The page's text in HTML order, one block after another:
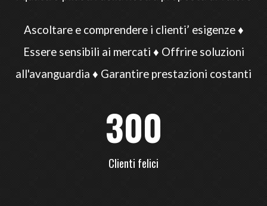
93 − = 86
Ascoltare e comprendere i clienti’ esigenze ♦
Essere sensibili ai mercati ♦ Offrire soluzioni
all'avanguardia ♦ Garantire prestazioni costanti
300
Clienti felici